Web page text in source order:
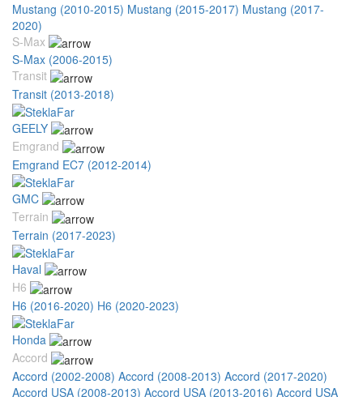
Mustang (2010-2015) Mustang (2015-2017) Mustang (2017-
2020)
S-Max
S-Max (2006-2015)
Transit
Transit (2013-2018)
GEELY
Emgrand
Emgrand EC7 (2012-2014)
GMC
Terrain
Terrain (2017-2023)
Haval
H6
H6 (2016-2020) H6 (2020-2023)
Honda
Accord
Accord (2002-2008) Accord (2008-2013) Accord (2017-2020)
Accord USA (2008-2013) Accord USA (2013-2016) Accord USA